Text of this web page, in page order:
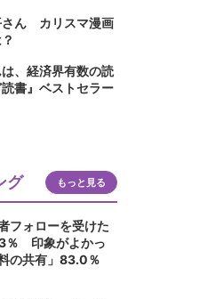
さん カリスマ漫画
、経済界有数の読
書』ベストセラー
グ もっと見る
フォローを受けた
％ 印象がよかっ
の共有」83.0％